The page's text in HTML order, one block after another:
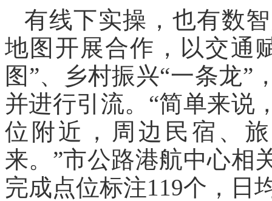
有线下实操，也有数
地图开展合作，以交通
图”、乡村振兴“一条龙”
并进行引流。“简单来说
位附近，周边民宿、
来。”市公路港航中心相
完成点位标注119个，日